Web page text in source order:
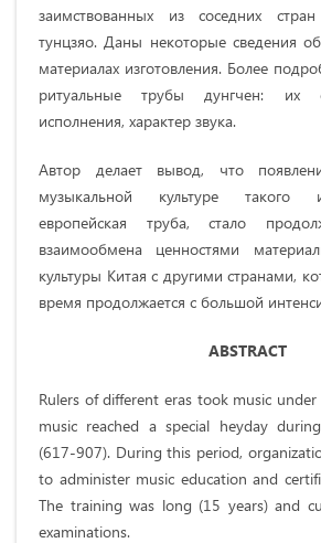
заимствованных из соседних
тунцзяо. Даны некоторые сведения
материалах изготовления. Более
ритуальные трубы дунгчен: их
исполнения, характер звука.
Автор делает вывод, что
музыкальной культуре такого
европейская труба, стало
взаимообмена ценностями
культуры Китая с другими странами,
время продолжается с большой
ABSTRACT
Rulers of different eras took music
music reached a special heyday
(617-907). During this period,
to administer music education and
The training was long (15 years) and
examinations.